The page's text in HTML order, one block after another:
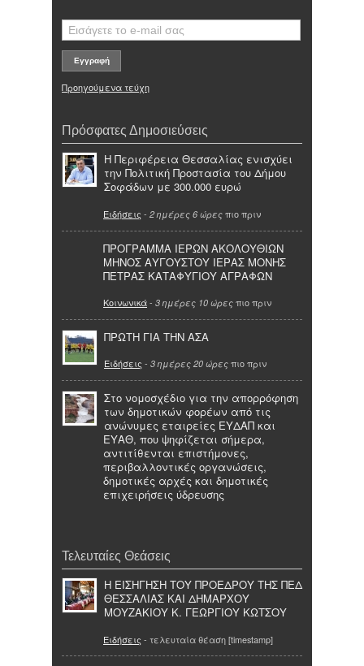
Προηγούμενα τεύχη
Πρόσφατες Δημοσιεύσεις
Η Περιφέρεια Θεσσαλίας ενισχύει
την Πολιτική Προστασία του Δήμου
Σοφάδων με 300.000 ευρώ
Ειδήσεις - 2 ημέρες 6 ώρες πιο πριν
ΠΡΟΓΡΑΜΜΑ ΙΕΡΩΝ ΑΚΟΛΟΥΘΙΩΝ
ΜΗΝΟΣ ΑΥΓΟΥΣΤΟΥ ΙΕΡΑΣ ΜΟΝΗΣ
ΠΕΤΡΑΣ ΚΑΤΑΦΥΓΙΟΥ ΑΓΡΑΦΩΝ
Κοινωνικά- 3 ημέρες 10 ώρες πιο πριν
ΠΡΩΤΗ ΓΙΑ ΤΗΝ ΑΣΑ
Ειδήσεις - 3 ημέρες 20 ώρες πιο πριν
Στο νομοσχέδιο για την απορρόφηση
των δημοτικών φορέων από τις
ανώνυμες εταιρείες ΕΥΔΑΠ και
ΕΥΑΘ, που ψηφίζεται σήμερα,
αντιτίθενται επιστήμονες,
περιβαλλοντικές οργανώσεις,
δημοτικές αρχές και δημοτικές
επιχειρήσεις ύδρευσης
Τελευταίες Θεάσεις
Η ΕΙΣΗΓΗΣΗ ΤΟΥ ΠΡΟΕΔΡΟΥ ΤΗΣ ΠΕΔ
ΘΕΣΣΑΛΙΑΣ ΚΑΙ ΔΗΜΑΡΧΟΥ
ΜΟΥΖΑΚΙΟΥ Κ. ΓΕΩΡΓΙΟΥ ΚΩΤΣΟΥ
Ειδήσεις - τελευταία θέαση [timestamp]